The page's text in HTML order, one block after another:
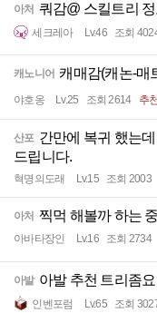
아처 쿼감@ 스킬트리 정
세크레아 Lv.46 조회
캐노니어 캐매감(캐논-매
야호옹 Lv.25 조회 2614 추
산포 간만에 복귀 했는
드립니다.
혁명의도래 Lv.15 조회 2003
아처 찍먹 해볼까 하는
아바타장인 Lv.16 조회 2734
아발 아발 추천 트리좀요
인벤포럼 Lv.65 조회